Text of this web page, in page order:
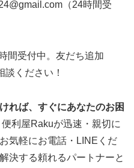
（24時間受
間受付中。友だち追加
談ください！
れば、すぐにあなたのお困
便利屋Rakuが迅速・親切に
気軽にお電話・LINEくだ
決する頼れるパートナーと